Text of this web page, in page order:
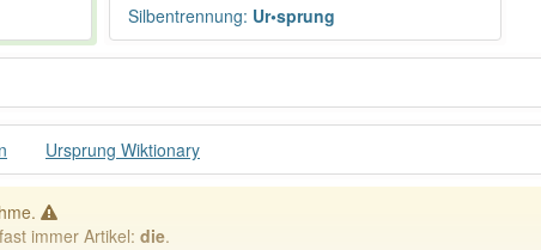
Silbentrennung: Ur•sprung
Ursprung Wiktionary
immer Artikel: die.